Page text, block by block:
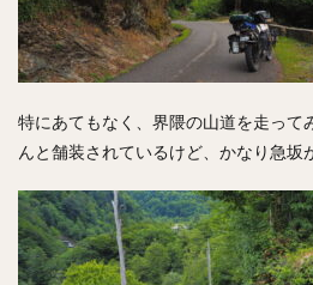
特にあてもなく、界隈の山道を走って
んと舗装されているけど、かなり急坂